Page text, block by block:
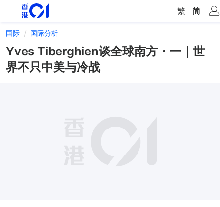
繁 简
国际 国际分析
Yves Tiberghien谈全球南方・一｜世
界不只中美与冷战